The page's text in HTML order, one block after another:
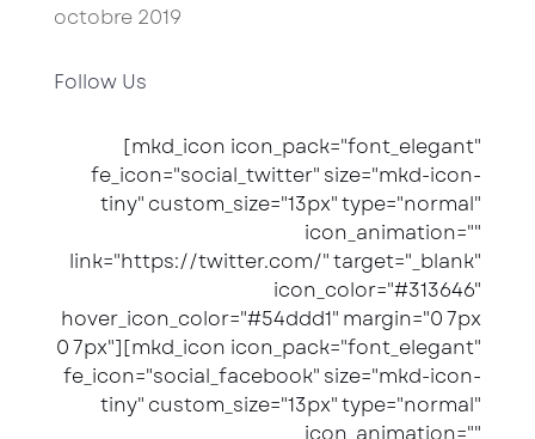
octobre 2019
Follow Us
[mkd_icon icon_pack="font_elegant"
fe_icon="social_twitter" size="mkd-icon-
tiny" custom_size="13px" type="normal"
icon_animation=""
link="https://twitter.com/" target="_blank"
icon_color="#313646"
hover_icon_color="#54ddd1" margin="0 7px
0 7px"][mkd_icon icon_pack="font_elegant"
fe_icon="social_facebook" size="mkd-icon-
tiny" custom_size="13px" type="normal"